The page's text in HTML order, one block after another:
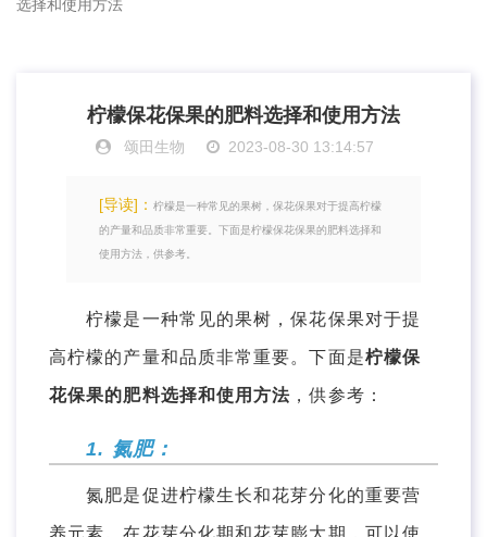
选择和使用方法
柠檬保花保果的肥料选择和使用方法
颂田生物 2023-08-30 13:14:57
[导读]： 柠檬是一种常见的果树，保花保果对于提高柠檬
的产量和品质非常重要。下面是柠檬保花保果的肥料选择和
使用方法，供参考。
柠檬是一种常见的果树，保花保果对于提
高柠檬的产量和品质非常重要。下面是柠檬保
花保果的肥料选择和使用方法 ，供参考：
1. 氮肥：
氮肥是促进柠檬生长和花芽分化的重要营
养元素。在花芽分化期和花芽膨大期，可以使